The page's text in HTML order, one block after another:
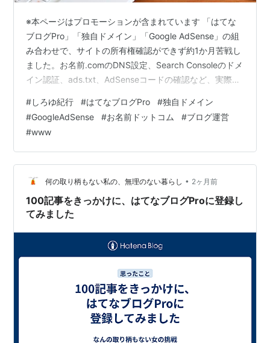
※本ページはプロモーションが含まれています 「はてな
ブログPro」「独自ドメイン」「Google AdSense」の組
み合わせで、サイトの所有権確認ができず約1か月苦戦し
ました。お名前.comのDNS設定、Search Consoleのドメ
イン認証、ads.txt、AdSenseコードの確認など、実際に
メインへ移行する方や、AdSenseで同じエラーが出てい
る方の参考になれば幸いです。 📚 目次を開く／閉じる
■「独自ドメインにすればブログが一つ前に進む。」 ■
無料版ではAdSenseに合格していた ■ 独自ドメイン取得
後に起きたこと ■ 何…
#しろゆ紀行 #はてなブログPro #独自ドメイン
#GoogleAdSense #お名前ドットコム #ブログ運営
#www
何の取り柄もない私の、無理のない暮らし • 2ヶ月前
100記事をきっかけに、はてなブログProに登録し
てみました